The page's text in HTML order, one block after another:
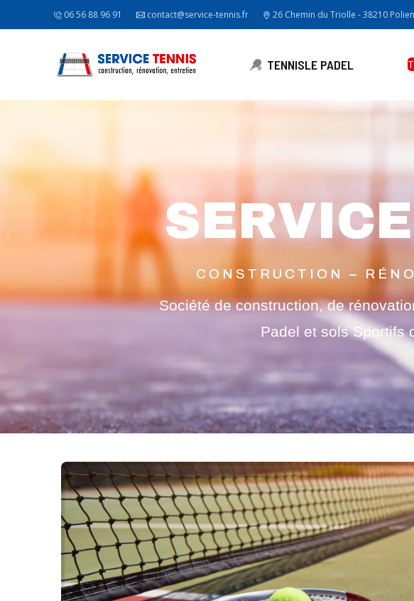
06 56 88 96 91 contact@service-tennis.fr 26 Chemin du Triolle - 38210
TENNISLE PADEL
CONSTRUCTION –
Société de construction, de
Padel et sols Sportifs